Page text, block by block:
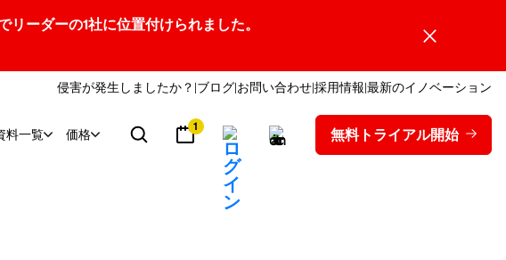
ーダーの1社に位置付けられました。
侵害が発生しましたか？ ブログ お問い合わせ採用情報 最新のイノベーション
料一覧 価格 1 無料トライアル開始